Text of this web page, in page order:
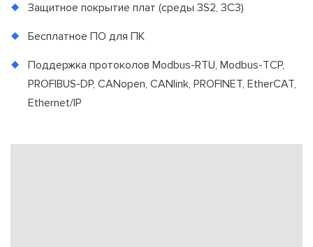
Защитное покрытие плат (среды 3S2, 3C3)
Бесплатное ПО для ПК
Поддержка протоколов Modbus-RTU, Modbus-TCP,
PROFIBUS-DP, CANopen, CANlink, PROFINET, EtherCAT,
Ethernet/IP